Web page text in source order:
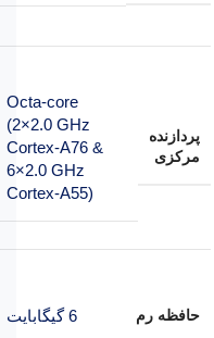
پردازنده
مرکزی
Octa-core
(2×2.0 GHz
Cortex-A76 &
6×2.0 GHz
Cortex-A55)
حافظه رم 6 گیگابایت